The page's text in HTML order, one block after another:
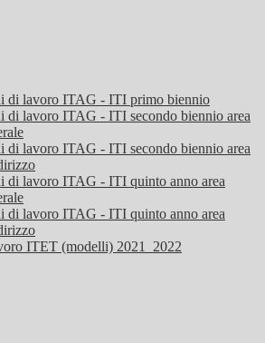
di lavoro ITAG - ITI primo biennio
di lavoro ITAG - ITI secondo biennio area
di lavoro ITAG - ITI secondo biennio area
di lavoro ITAG - ITI quinto anno area
di lavoro ITAG - ITI quinto anno area
ITET (modelli) 2021_2022